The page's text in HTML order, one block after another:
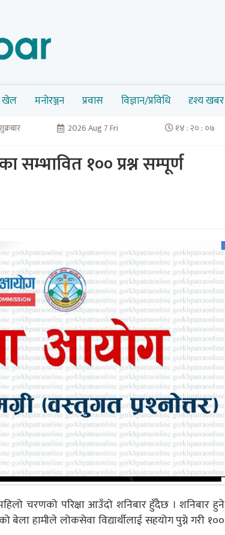
खेल मनोरञ्जन प्रवास विज्ञान/प्रविधि दृश्य खबर
2026 Aug 7 Fri १४ : २० : ०८
१०० प्रश्न सम्पूर्ण
चरणको परिक्षा आउँदो शनिबार हुँदैछ । शनिबार हुने
बेला हामीले लोकसेवा विद्यार्थीलाई सहयोग पुग्ने गरी १००